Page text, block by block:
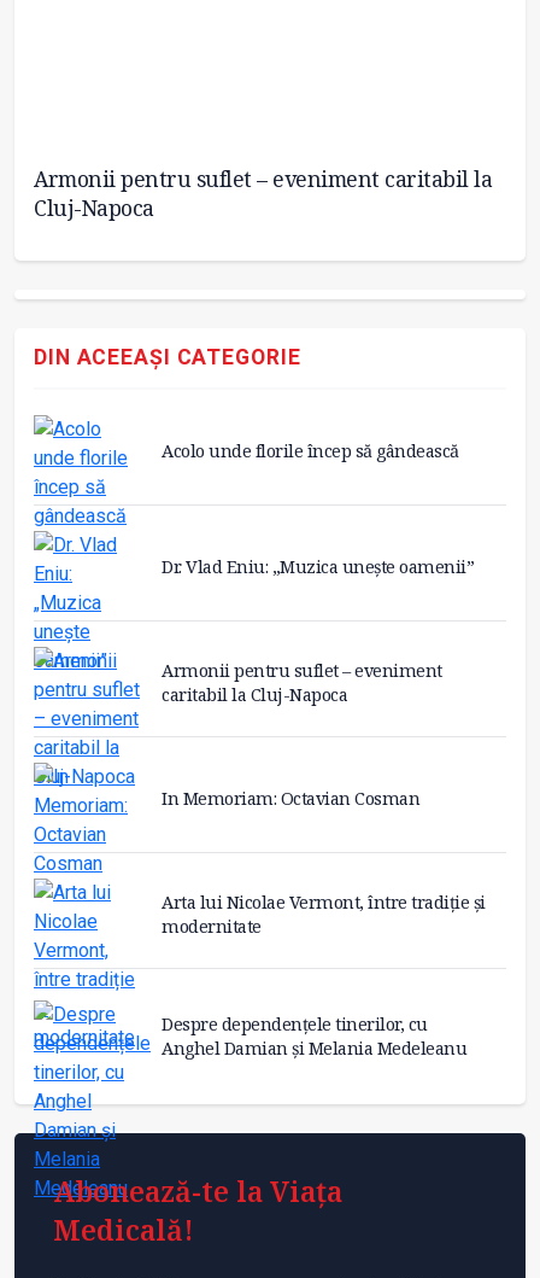
Armonii pentru suflet – eveniment caritabil la
Cluj-Napoca
DIN ACEEAȘI CATEGORIE
Acolo unde florile încep să gândească
Dr. Vlad Eniu: „Muzica unește oamenii”
Armonii pentru suflet – eveniment
caritabil la Cluj-Napoca
In Memoriam: Octavian Cosman
Arta lui Nicolae Vermont, între tradiție și
modernitate
Despre dependențele tinerilor, cu
Anghel Damian și Melania Medeleanu
Abonează-te la Viața
Medicală!